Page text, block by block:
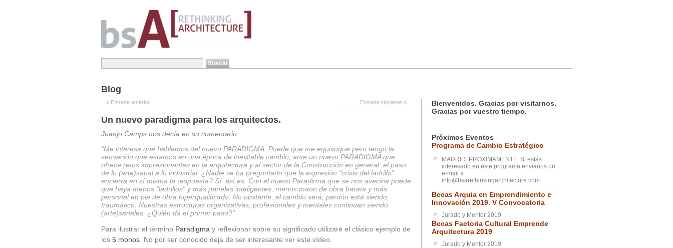
Blog
« Entrada anterior Entrada siguiente »
Un nuevo paradigma para los arquitectos.
Juanjo Camps nos decía en su comentario.
“Me interesa que hablemos del nuevo PARADIGMA. Puede que me equivoque pero tengo la
sensación que estamos en una época de inevitable cambio, ante un nuevo PARADIGMA que
ofrece retos impresionantes en la arquitectura y al sector de la Construcción en general: el paso
de lo (arte)sanal a lo industrial. ¿Nadie se ha preguntado que la expresión “crisis del ladrillo”
encierra en sí misma la respuesta? Sí. así es. Con el nuevo Paradirma que se nos avecina puede
que haya menos “ladrillos” y más paneles inteligentes, menos mano de obra barata y más
personal en pie de obra hiperqualificado. No obstante, el cambio será, perdón está siendo,
traumático. Nuestras estructuras organizativas, profesionales y mentales continuan siendo
(arte)sanales. ¿Quién dá el primer paso?”
Para ilustrar el término Paradigma y reflexionar sobre su significado utilizaré el clásico ejemplo de
los 5 monos . No por ser conocido deja de ser interesante ver este vídeo.
Bienvenidos. Gracias por visitarnos.
Gracias por vuestro tiempo.
Próximos Eventos
Programa de Cambio Estratégico
MADRID. PROXIMAMENTE. Si estás
interesado en este programa envíanos un
e-mail a
info@bsarethinkingarchitecture.com
Becas Arquia en Emprendimiento e
Innovación 2019. V Convocatoria
Jurado y Mentor 2019
Becas Factoria Cultural Emprende
Arquitectura 2019
Jurado y Mentor 2019